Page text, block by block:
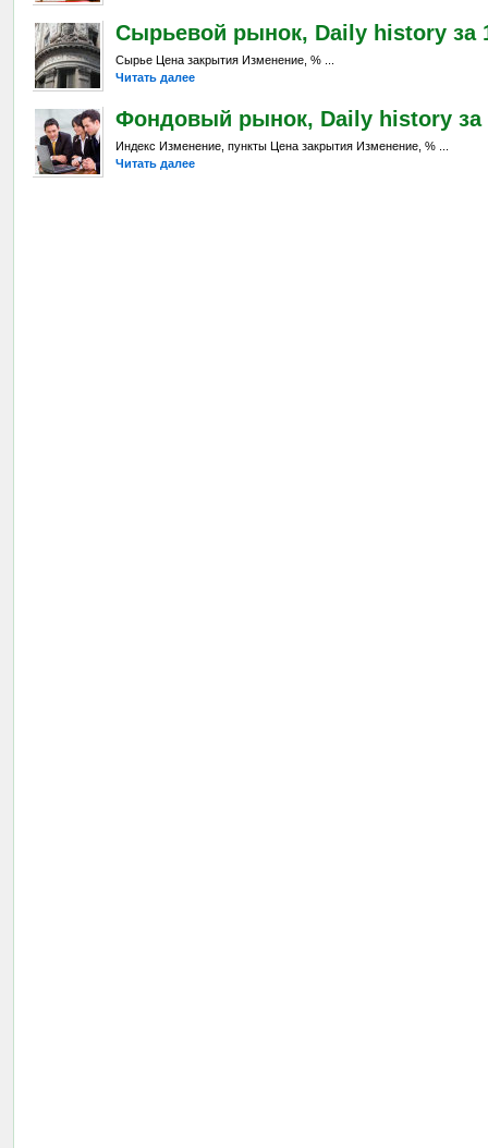
Сырьевой рынок, Daily history за
Сырье Цена закрытия Изменение, % ...
Читать далее
Фондовый рынок, Daily history за
Индекс Изменение, пункты Цена закрытия Изменение, % ...
Читать далее